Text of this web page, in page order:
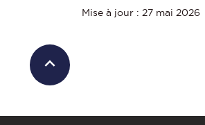
Mise à jour : 27 mai 2026